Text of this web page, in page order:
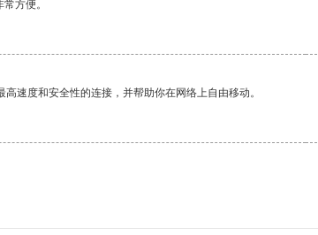
方便。
速度和安全性的连接，并帮助你在网络上自由移动。